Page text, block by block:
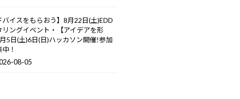
バイスをもらおう】8月22日(土)EDD
リングイベント・【アイデアを形
5日(土)6日(日)ハッカソン開催!参加
！
08-05